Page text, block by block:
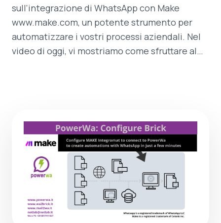
sull’integrazione di WhatsApp con Make
www.make.com, un potente strumento per
automatizzare i vostri processi aziendali. Nel
video di oggi, vi mostriamo come sfruttare al…